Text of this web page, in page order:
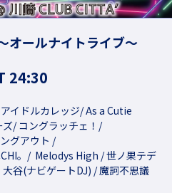
オールナイトライブ〜
24:30
イドルカレッジ/ As a Cutie
/ コングラッチェ！/
グアウト /
。/ Melodys High / 世ノ果テデ
谷(ナビゲートDJ) / 魔訶不思議